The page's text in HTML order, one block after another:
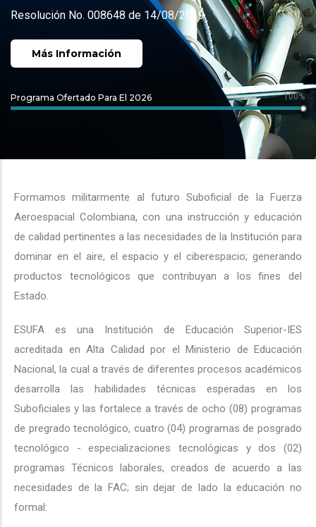
Resolución No. 008648 de 14/08/2019
Más Información
Programa Ofertado Para El 2026 100%
Formamos militarmente al futuro Suboficial de la Fuerza
Aeroespacial Colombiana, con una instrucción y educación
de calidad pertinentes a las necesidades de la Institución para
dominar en el aire, el espacio y el ciberespacio; generando
productos tecnológicos que contribuyan a los fines del
Estado.
ESUFA es una Institución de Educación Superior-IES
acreditada en Alta Calidad por el Ministerio de Educación
Nacional, la cual a través de diferentes procesos académicos
desarrolla las habilidades técnicas esperadas en los
Suboficiales y las fortalece a través de ocho (08) programas
de pregrado tecnológico, cuatro (04) programas de posgrado
tecnológico - especializaciones tecnológicas y dos (02)
programas Técnicos laborales, creados de acuerdo a las
necesidades de la FAC; sin dejar de lado la educación no
formal: